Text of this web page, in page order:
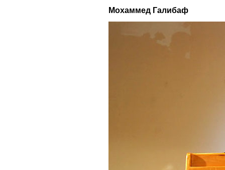
Мохаммед Галибаф